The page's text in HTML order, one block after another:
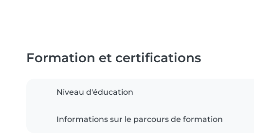
Formation et certifications
Niveau d'éducation
Informations sur le parcours de formation